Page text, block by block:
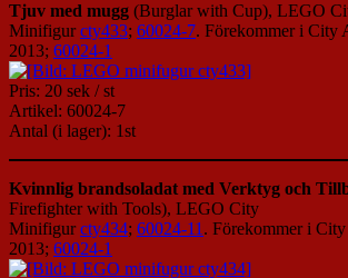
Tjuv med mugg (Burglar with Cup), LEGO
Minifigurcty433; 60024-7. Förekommer i City
2013; 60024-1
Pris: 20 sek / st
Artikel: 60024-7
Antal (i lager): 1st
Kvinnlig brandsoladat med Verktyg och
Firefighter with Tools), LEGO City
Minifigurcty434; 60024-11 . Förekommer i
2013; 60024-1